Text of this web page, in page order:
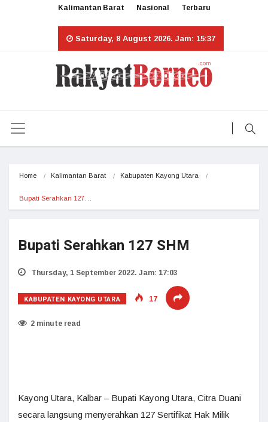
Kalimantan Barat Nasional Terbaru
Saturday, 8 August 2026. Jam: 15:37
Home Kalimantan Barat Kabupaten Kayong Utara
Bupati Serahkan 127…
Bupati Serahkan 127 SHM
Thursday, 1 September 2022. Jam: 17:03
KABUPATEN KAYONG UTARA 17
2 minute read
Kayong Utara, Kalbar – Bupati Kayong Utara, Citra Duani
secara langsung menyerahkan 127 Sertifikat Hak Milik